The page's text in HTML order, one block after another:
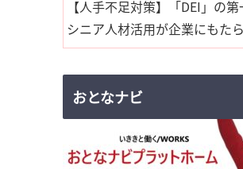
【人手不足対策】「DEI」の
シニア人材活用が企業にもた
おとなナビ